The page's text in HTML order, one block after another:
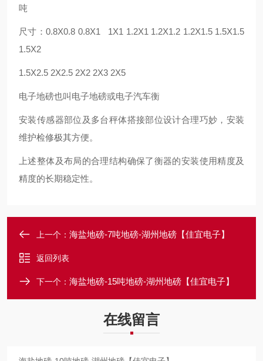
吨
尺寸：0.8X0.8 0.8X1 1X1 1.2X1 1.2X1.2 1.2X1.5 1.5X1.5
1.5X2
1.5X2.5 2X2.5 2X2 2X3 2X5
电子地磅也叫电子地磅或电子汽车衡
安装传感器部位及多台秤体搭接部位设计合理巧妙，安装
维护检修极其方便。
上述整体及布局的合理结构确保了衡器的安装使用精度及
精度的长期稳定性。
上一个： 海盐地磅-7吨地磅-湖州地磅【佳宜电子】
返回列表
下一个： 海盐地磅-15吨地磅-湖州地磅【佳宜电子】
在线留言